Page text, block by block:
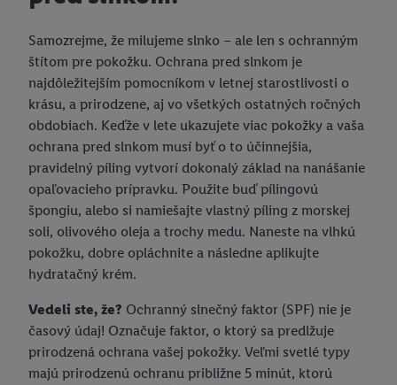
Samozrejme, že milujeme slnko – ale len s ochranným
štítom pre pokožku. Ochrana pred slnkom je
najdôležitejším pomocníkom v letnej starostlivosti o
krásu, a prirodzene, aj vo všetkých ostatných ročných
obdobiach. Keďže v lete ukazujete viac pokožky a vaša
ochrana pred slnkom musí byť o to účinnejšia,
pravidelný píling vytvorí dokonalý základ na nanášanie
opaľovacieho prípravku. Použite buď pílingovú
špongiu, alebo si namiešajte vlastný píling z morskej
soli, olivového oleja a trochy medu. Naneste na vlhkú
pokožku, dobre opláchnite a následne aplikujte
hydratačný krém.
Vedeli ste, že? Ochranný slnečný faktor (SPF) nie je
časový údaj! Označuje faktor, o ktorý sa predlžuje
prirodzená ochrana vašej pokožky. Veľmi svetlé typy
majú prirodzenú ochranu približne 5 minút, ktorú